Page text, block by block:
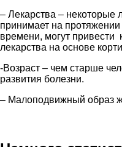
– Лекарства – некоторые
принимает на
времени, могут привести
лекарства на основе
-Возраст – чем старше
развития болезни.
– Малоподвижный образ